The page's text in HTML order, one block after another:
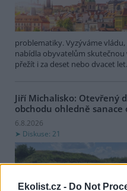
Ekolist.cz - Do Not
problematiky. Vyzýváme
nabídla obyvatelům skutečnou
přežít i za deset nebo dvacet let.
Jiří Michalisko: Otevřený
obchodu ohledně sanace
6.8.2026
Diskuse: 21